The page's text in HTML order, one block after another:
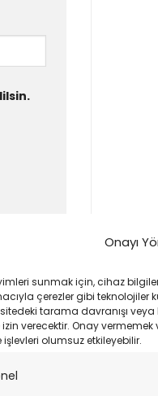
Onayı
sunmak için, cihaz
çerezler gibi teknolojiler
tarama davranışı
verecektir. Onay vermemek
işlevleri olumsuz etkileyebilir.